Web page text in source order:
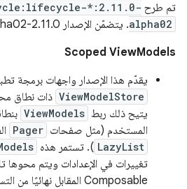
تم طرح *:2.11.0-
alpha02. يتضمّن الإصدار 2.11.0-alpha02
Scoped ViewModels
يقدّم هذا الإصدار واجهات برمجة
ViewModelStore
يتيح ذلك ربط ViewModels
المستخدم (مثل صفحات Pager
LazyList ). تستمر هذه
تغييرات في الإعدادات ويتم محوها
Composable المقابل نهائيًا من التسلسل الهرمي.